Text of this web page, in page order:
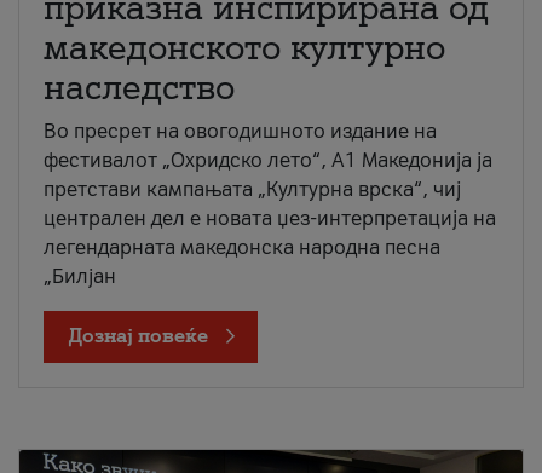
македонското културно
наследство
Во пресрет на овогодишното издание на
фестивалот „Охридско лето“, А1 Македонија ја
претстави кампањата „Културна врска“, чиј
централен дел е новата џез-интерпретација на
легендарната македонска народна песна
„Билјан
Дознај повеќе